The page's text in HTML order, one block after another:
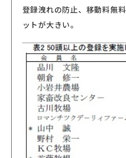
登録洩れの防止、移動料無
ットが大きい。